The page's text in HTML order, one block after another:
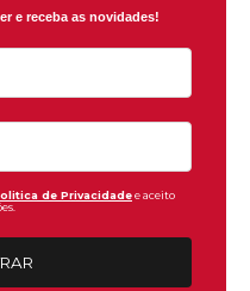
e receba as novidades!
de Privacidadee aceito